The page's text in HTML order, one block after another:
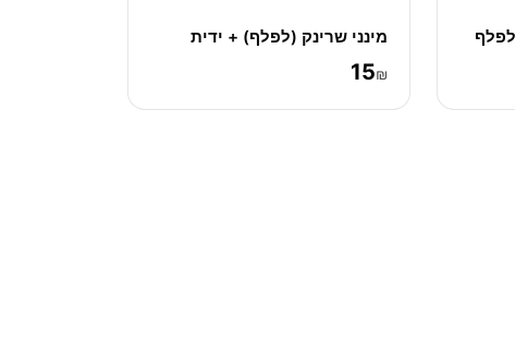
לפלף מינני שרינק (לפלף) + ידית
₪
15